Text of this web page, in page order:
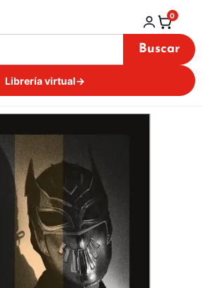
Buscar
Librería virtual→
0